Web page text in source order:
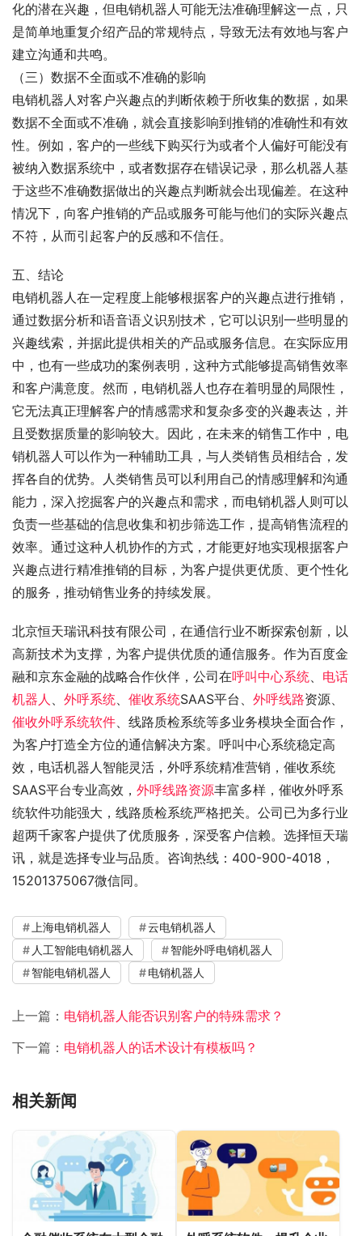
化的潜在兴趣，但电销机器人可能无法准确理解这一点，只
是简单地重复介绍产品的常规特点，导致无法有效地与客户
建立沟通和共鸣。
（三）数据不全面或不准确的影响
电销机器人对客户兴趣点的判断依赖于所收集的数据，如果
数据不全面或不准确，就会直接影响到推销的准确性和有效
性。例如，客户的一些线下购买行为或者个人偏好可能没有
被纳入数据系统中，或者数据存在错误记录，那么机器人基
于这些不准确数据做出的兴趣点判断就会出现偏差。在这种
情况下，向客户推销的产品或服务可能与他们的实际兴趣点
不符，从而引起客户的反感和不信任。
五、结论
电销机器人在一定程度上能够根据客户的兴趣点进行推销，
通过数据分析和语音语义识别技术，它可以识别一些明显的
兴趣线索，并据此提供相关的产品或服务信息。在实际应用
中，也有一些成功的案例表明，这种方式能够提高销售效率
和客户满意度。然而，电销机器人也存在着明显的局限性，
它无法真正理解客户的情感需求和复杂多变的兴趣表达，并
且受数据质量的影响较大。因此，在未来的销售工作中，电
销机器人可以作为一种辅助工具，与人类销售员相结合，发
挥各自的优势。人类销售员可以利用自己的情感理解和沟通
能力，深入挖掘客户的兴趣点和需求，而电销机器人则可以
负责一些基础的信息收集和初步筛选工作，提高销售流程的
效率。通过这种人机协作的方式，才能更好地实现根据客户
兴趣点进行精准推销的目标，为客户提供更优质、更个性化
的服务，推动销售业务的持续发展。
北京恒天瑞讯科技有限公司，在通信行业不断探索创新，以
高新技术为支撑，为客户提供优质的通信服务。作为百度金
融和京东金融的战略合作伙伴，公司在呼叫中心系统、 电话
机器人 、 外呼系统、 催收系统SAAS平台、 外呼线路资源、
催收外呼系统软件、线路质检系统等多业务模块全面合作，
为客户打造全方位的通信解决方案。呼叫中心系统稳定高
效，电话机器人智能灵活，外呼系统精准营销，催收系统
SAAS平台专业高效， 外呼线路资源丰富多样，催收外呼系
统软件功能强大，线路质检系统严格把关。公司已为多行业
超两千家客户提供了优质服务，深受客户信赖。选择恒天瑞
讯，就是选择专业与品质。咨询热线：400-900-4018，
15201375067微信同。
上海电销机器人
云电销机器人
人工智能电销机器人
智能外呼电销机器人
智能电销机器人
电销机器人
上一篇： 电销机器人能否识别客户的特殊需求？
下一篇： 电销机器人的话术设计有模板吗？
相关新闻